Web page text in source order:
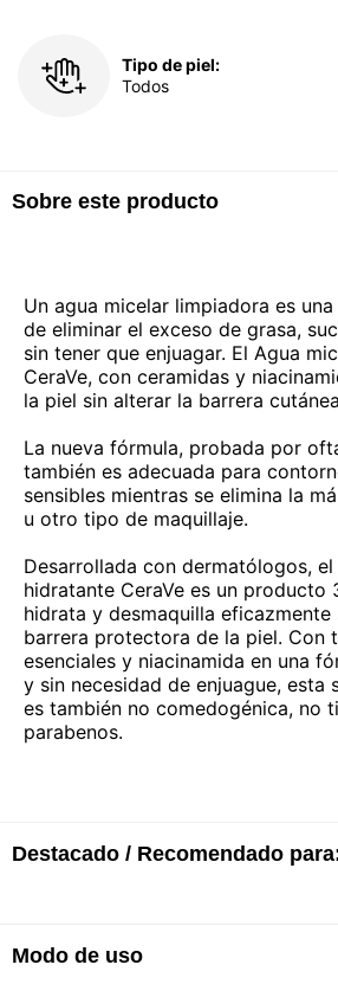
Tipo de piel:
Todos
Sobre este producto
Un agua micelar limpiadora es
de eliminar el exceso de grasa,
sin tener que enjuagar. El Agua
CeraVe, con ceramidas y
la piel sin alterar la barrera
La nueva fórmula, probada por
también es adecuada para
sensibles mientras se elimina la
u otro tipo de maquillaje.
Desarrollada con dermatólogos,
hidratante CeraVe es un producto
hidrata y desmaquilla eficazmente
barrera protectora de la piel. Con
esenciales y niacinamida en una
y sin necesidad de enjuague, esta
es también no comedogénica, no
parabenos.
Destacado / Recomendado
· La fórmula 3 en 1 limpia, hidrata y
Modo de uso